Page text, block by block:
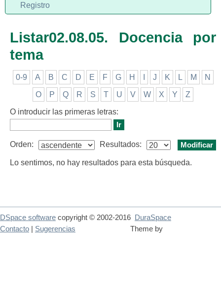
Listar02.08.05. Docencia por
tema
0-9 A B C D E F G H J K L M N
O P Q R S T U V W X Y Z
O introducir las primeras letras:
Orden: Resultados:
Lo sentimos, no hay resultados para esta búsqueda.
Registro
DSpace software copyright © 2002-2016
DuraSpace
Theme by
Contacto Sugerencias